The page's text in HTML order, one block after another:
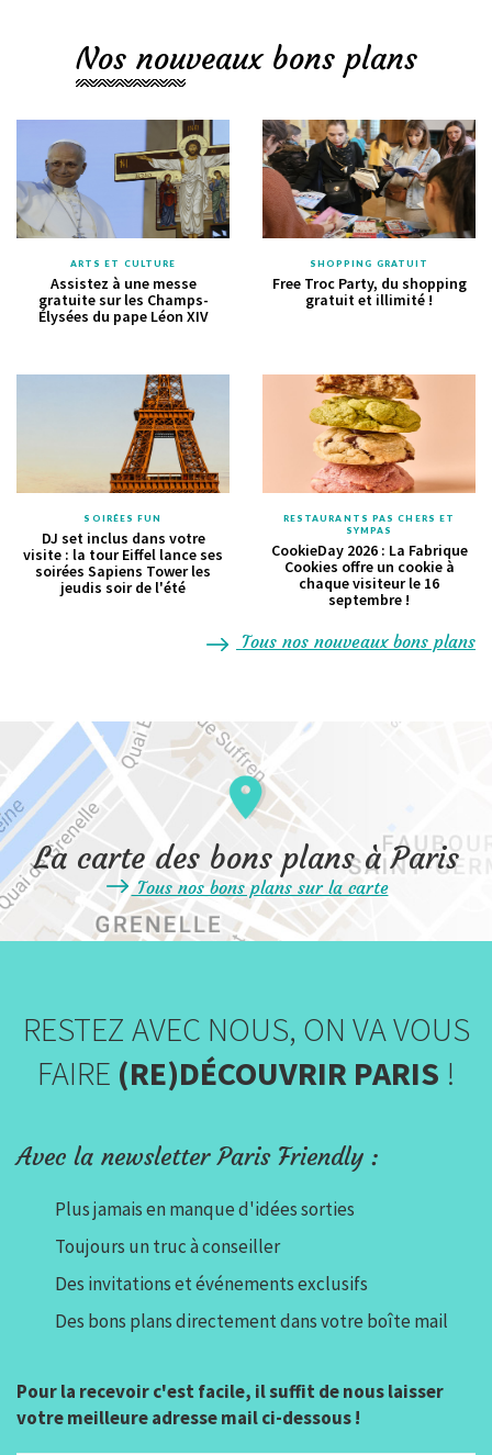
Nos nouveaux bons plans
ARTS ET CULTURE
Assistez à une messe
gratuite sur les Champs-
Élysées du pape Léon XIV
SHOPPING GRATUIT
Free Troc Party, du shopping
gratuit et illimité !
SOIRÉES FUN
DJ set inclus dans votre
visite : la tour Eiffel lance ses
soirées Sapiens Tower les
jeudis soir de l'été
RESTAURANTS PAS CHERS ET
SYMPAS
CookieDay 2026 : La Fabrique
Cookies offre un cookie à
chaque visiteur le 16
septembre !
Tous nos nouveaux bons plans
La carte des bons plans à Paris
Tous nos bons plans sur la carte
RESTEZ AVEC NOUS, ON VA VOUS
FAIRE (RE)DÉCOUVRIR PARIS !
Avec la newsletter Paris Friendly :
Plus jamais en manque d'idées sorties
Toujours un truc à conseiller
Des invitations et événements exclusifs
Des bons plans directement dans votre boîte mail
Pour la recevoir c'est facile, il suffit de nous laisser
votre meilleure adresse mail ci-dessous !